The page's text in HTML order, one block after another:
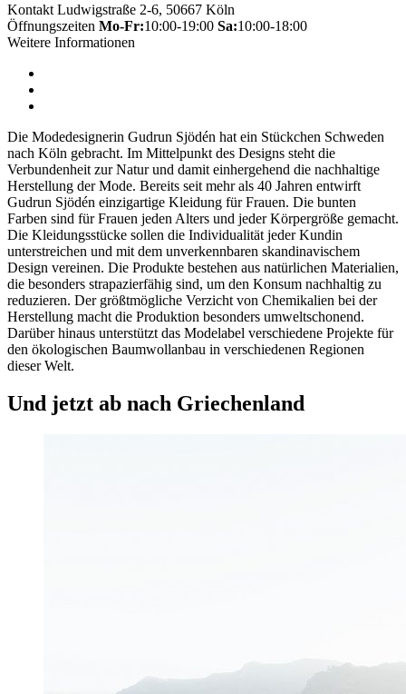
Kontakt Ludwigstraße 2-6, 50667 Köln
Öffnungszeiten Mo-Fr:10:00-19:00 Sa:10:00-18:00
Weitere Informationen
Die Modedesignerin Gudrun Sjödén hat ein Stückchen Schweden
nach Köln gebracht. Im Mittelpunkt des Designs steht die
Verbundenheit zur Natur und damit einhergehend die nachhaltige
Herstellung der Mode. Bereits seit mehr als 40 Jahren entwirft
Gudrun Sjödén einzigartige Kleidung für Frauen. Die bunten
Farben sind für Frauen jeden Alters und jeder Körpergröße gemacht.
Die Kleidungsstücke sollen die Individualität jeder Kundin
unterstreichen und mit dem unverkennbaren skandinavischem
Design vereinen. Die Produkte bestehen aus natürlichen Materialien,
die besonders strapazierfähig sind, um den Konsum nachhaltig zu
reduzieren. Der größtmögliche Verzicht von Chemikalien bei der
Herstellung macht die Produktion besonders umweltschonend.
Darüber hinaus unterstützt das Modelabel verschiedene Projekte für
den ökologischen Baumwollanbau in verschiedenen Regionen
dieser Welt.
Und jetzt ab nach Griechenland